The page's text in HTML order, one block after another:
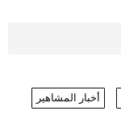
أخبار المشاهير